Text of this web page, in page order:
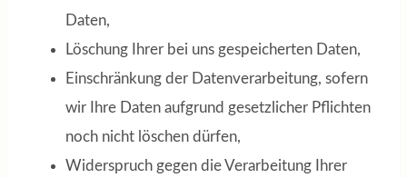
Daten,
Löschung Ihrer bei uns gespeicherten Daten,
Einschränkung der Datenverarbeitung, sofern
wir Ihre Daten aufgrund gesetzlicher Pflichten
noch nicht löschen dürfen,
Widerspruch gegen die Verarbeitung Ihrer